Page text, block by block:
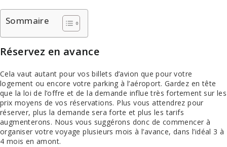
Sommaire
Réservez en avance
Cela vaut autant pour vos billets d’avion que pour votre
logement ou encore votre parking à l’aéroport. Gardez en tête
que la loi de l’offre et de la demande influe très fortement sur les
prix moyens de vos réservations. Plus vous attendrez pour
réserver, plus la demande sera forte et plus les tarifs
augmenterons. Nous vous suggérons donc de commencer à
organiser votre voyage plusieurs mois à l’avance, dans l’idéal 3 à
4 mois en amont.